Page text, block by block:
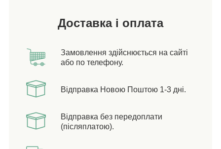
Доставка і оплата
Замовлення здійснюється на сайті
або по телефону.
Відправка Новою Поштою 1-3 дні.
Відправка без передоплати
(післяплатою).